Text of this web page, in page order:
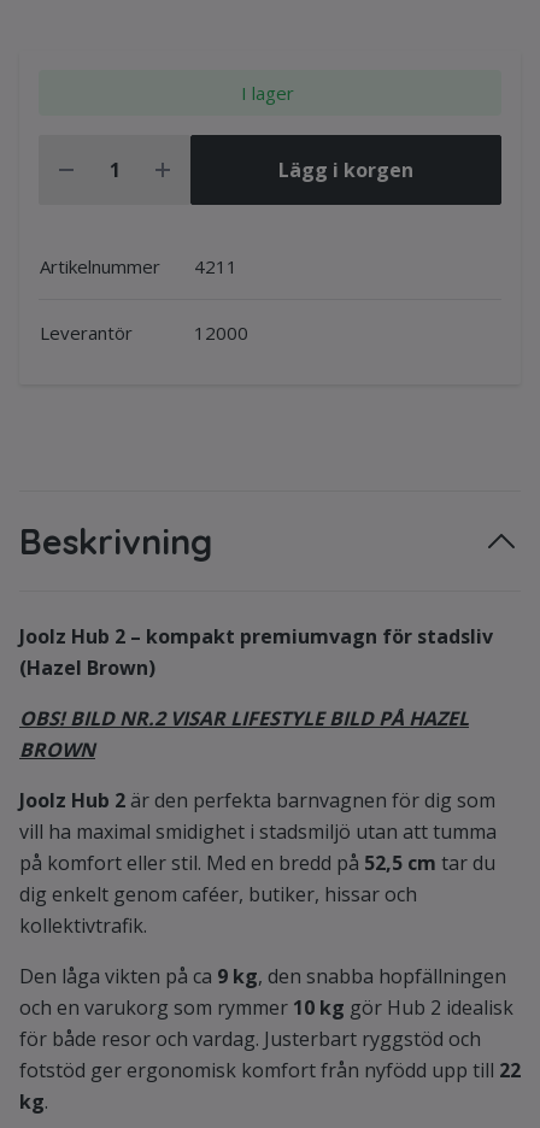
I lager
Lägg i korgen
Artikelnummer 4211
Leverantör 12000
Beskrivning
Joolz Hub 2 – kompakt premiumvagn för stadsliv
(Hazel Brown)
OBS! BILD NR.2 VISAR LIFESTYLE BILD PÅ HAZEL
BROWN
Joolz Hub 2är den perfekta barnvagnen för dig som
vill ha maximal smidighet i stadsmiljö utan att tumma
på komfort eller stil. Med en bredd på 52,5 cm tar du
dig enkelt genom caféer, butiker, hissar och
kollektivtrafik.
Den låga vikten på ca 9 kg, den snabba hopfällningen
och en varukorg som rymmer 10 kg gör Hub 2 idealisk
för både resor och vardag. Justerbart ryggstöd och
fotstöd ger ergonomisk komfort från nyfödd upp till 22
kg.